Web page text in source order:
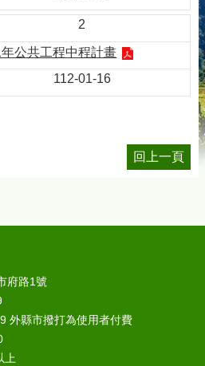
2
公共工程中程計畫
112-01-16
回上一頁
府路1號
縣市撥打為使用者付費
上